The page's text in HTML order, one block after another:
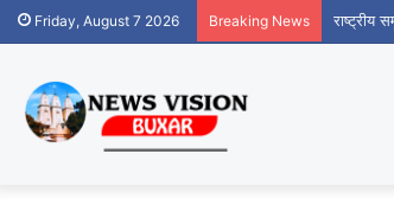
Friday, August 7 2026 Breaking News राष्ट्रीय